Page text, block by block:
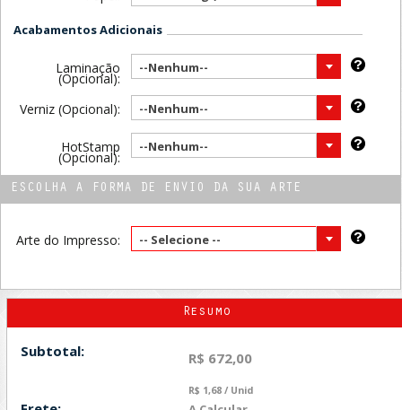
Acabamentos Adicionais
Laminação
(Opcional):
--Nenhum--
Verniz (Opcional): --Nenhum--
HotStamp
(Opcional):
--Nenhum--
ESCOLHA A FORMA DE ENVIO DA SUA ARTE
Arte do Impresso: -- Selecione --
Resumo
Subtotal: R$ 672,00
R$ 1,68 / Unid